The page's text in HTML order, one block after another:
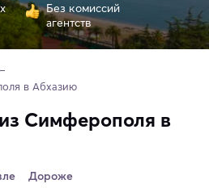
Без комиссий
агентств
в Абхазию
Симферополя в
Дороже